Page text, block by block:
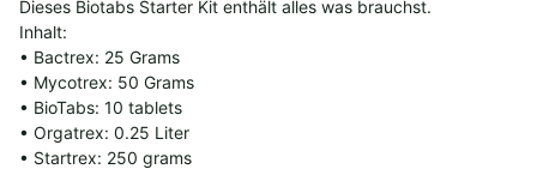
Dieses Biotabs Starter Kit enthält alles was brauchst.
Inhalt:
• Bactrex: 25 Grams
• Mycotrex: 50 Grams
• BioTabs: 10 tablets
• Orgatrex: 0.25 Liter
• Startrex: 250 grams